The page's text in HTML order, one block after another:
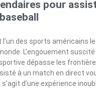
pour
l’un des sports américains
L’engouement
dépasse les
à un match en direct
d’une expérience